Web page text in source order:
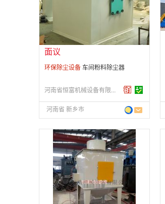
2017-11-03
供应产品：
面议
环保除尘设备车间粉料除尘器
河南省恒富机械设备有限公司
河南省 新乡市
面议
会员注册： 第 8 年
经营模式：生产制造
成立日期： 2019-09-04